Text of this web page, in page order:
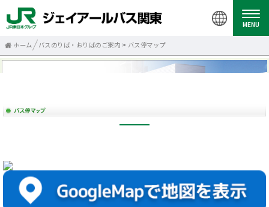
MENU
ホーム バスのりば・おりばのご案内 > バス停マップ